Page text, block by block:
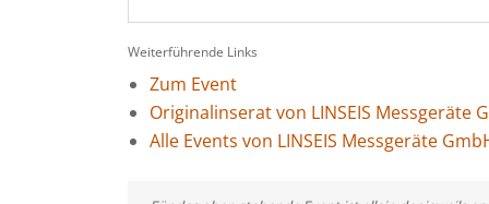
Weiterführende Links
Zum Event
Originalinserat von LINSEIS Messgeräte
Alle Events von LINSEIS Messgeräte